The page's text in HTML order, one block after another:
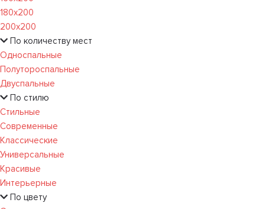
180х200
200х200
По количеству мест
Односпальные
Полутороспальные
Двуспальные
По стилю
Стильные
Современные
Классические
Универсальные
Красивые
Интерьерные
По цвету